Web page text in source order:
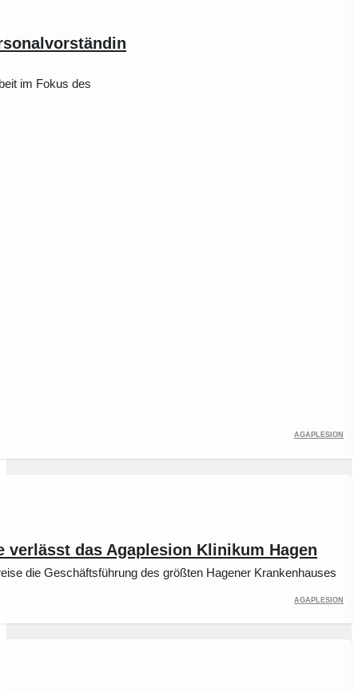
im Fokus des
Agaplesion
das Agaplesion Klinikum Hagen
die Geschäftsführung des größten Hagener Krankenhauses
Agaplesion